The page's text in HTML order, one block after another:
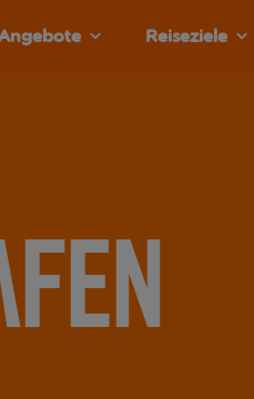
Reiseziele